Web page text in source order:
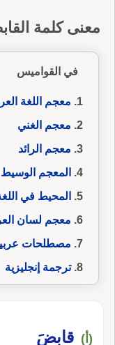
معنى كلمة
في القواميس
معجم اللغة
معجم الغني
معجم الرائد
المعجم الوسيط
المحيط في
معجم لسان
مصطلحات
ترجمة إنجليزية
(أ) قابضَ